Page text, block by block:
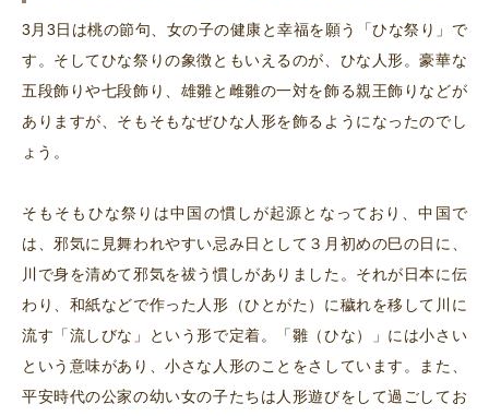
3月3日は桃の節句、女の子の健康と幸福を願う「ひな祭り」で
す。そしてひな祭りの象徴ともいえるのが、ひな人形。豪華な
五段飾りや七段飾り、雄雛と雌雛の一対を飾る親王飾りなどが
ありますが、そもそもなぜひな人形を飾るようになったのでし
ょう。
そもそもひな祭りは中国の慣しが起源となっており、中国で
は、邪気に見舞われやすい忌み日として３月初めの巳の日に、
川で身を清めて邪気を祓う慣しがありました。それが日本に伝
わり、和紙などで作った人形（ひとがた）に穢れを移して川に
流す「流しびな」という形で定着。「雛（ひな）」には小さい
という意味があり、小さな人形のことをさしています。また、
平安時代の公家の幼い女の子たちは人形遊びをして過ごしてお